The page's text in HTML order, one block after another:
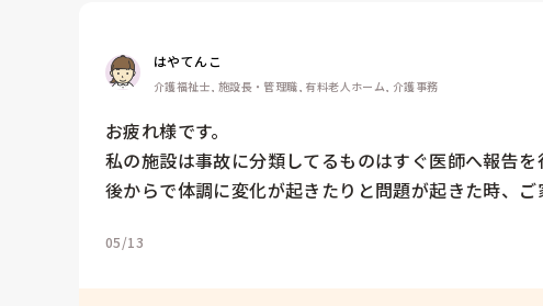
はやてんこ
介護福祉士, 施設長・管理職, 有料老人ホーム, 介護事務
お疲れ様です。
私の施設は事故に分類してるものはすぐ医師へ報告を
後からで体調に変化が起きたりと問題が起きた時、
05/13